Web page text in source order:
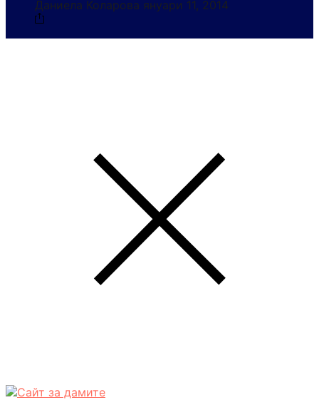
Даниела Коларова януари 11, 2014